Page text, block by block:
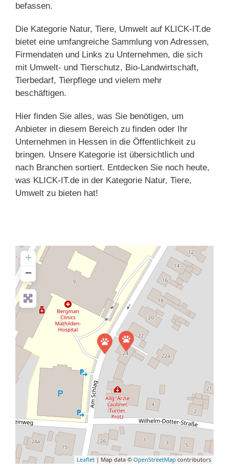
befassen.
Die Kategorie Natur, Tiere, Umwelt auf KLICK-IT.de
bietet eine umfangreiche Sammlung von Adressen,
Firmendaten und Links zu Unternehmen, die sich
mit Umwelt- und Tierschutz, Bio-Landwirtschaft,
Tierbedarf, Tierpflege und vielem mehr
beschäftigen.
Hier finden Sie alles, was Sie benötigen, um
Anbieter in diesem Bereich zu finden oder Ihr
Unternehmen in Hessen in die Öffentlichkeit zu
bringen. Unsere Kategorie ist übersichtlich und
nach Branchen sortiert. Entdecken Sie noch heute,
was KLICK-IT.de in der Kategorie Natur, Tiere,
Umwelt zu bieten hat!
+
−
Leaflet | Map data © OpenStreetMap contributors